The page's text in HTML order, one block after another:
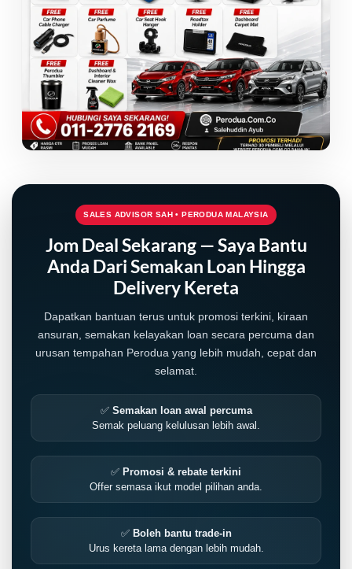
SALES ADVISOR SAH • PERODUA MALAYSIA
Jom Deal Sekarang — Saya Bantu
Anda Dari Semakan Loan Hingga
Delivery Kereta
Dapatkan bantuan terus untuk promosi terkini, kiraan
ansuran, semakan kelayakan loan secara percuma dan
urusan tempahan Perodua yang lebih mudah, cepat dan
selamat.
✅ Semakan loan awal percuma
Semak peluang kelulusan lebih awal.
✅ Promosi & rebate terkini
Offer semasa ikut model pilihan anda.
✅ Boleh bantu trade-in
Urus kereta lama dengan lebih mudah.